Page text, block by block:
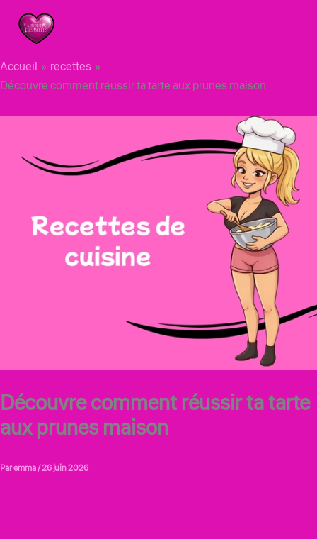
contenu
Accueil
recettes
Découvre comment réussir ta tarte aux prunes maison
Découvre comment réussir ta tarte
aux prunes maison
Paremma/26 juin 2026